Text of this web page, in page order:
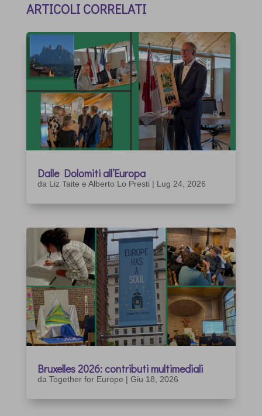
ARTICOLI CORRELATI
Dalle Dolomiti all’Europa
da Liz Taite e Alberto Lo Presti | Lug 24, 2026
Bruxelles 2026: contributi multimediali
da Together for Europe | Giu 18, 2026